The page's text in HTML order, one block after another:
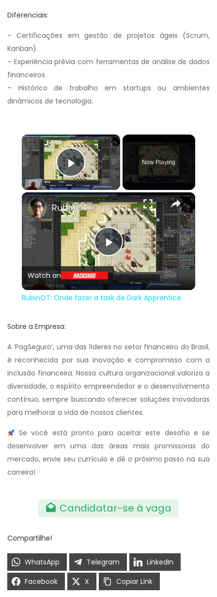
Diferenciais:
– Certificações em gestão de projetos ágeis (Scrum,
Kanban).
– Experiência prévia com ferramentas de análise de dados
financeiros.
– Histórico de trabalho em startups ou ambientes
dinâmicos de tecnologia.
×
Play Video
Now Playing
×
Play
Video
RubinOT: Onde fazer a task de Dark Apprentice
Watch on
RubinOT: Onde fazer a task de Dark Apprentice
Sobre a Empresa:
A ‘PagSeguro’, uma das líderes no setor financeiro do Brasil,
é reconhecida por sua inovação e compromisso com a
inclusão financeira. Nossa cultura organizacional valoriza a
diversidade, o espírito empreendedor e o desenvolvimento
contínuo, sempre buscando oferecer soluções inovadoras
para melhorar a vida de nossos clientes.
Se você está pronto para aceitar este desafio e se
desenvolver em uma das áreas mais promissoras do
mercado, envie seu currículo e dê o próximo passo na sua
carreira!
Candidatar-se à vaga
Compartilhe!
WhatsApp Telegram
LinkedIn
Facebook
X Copiar Link